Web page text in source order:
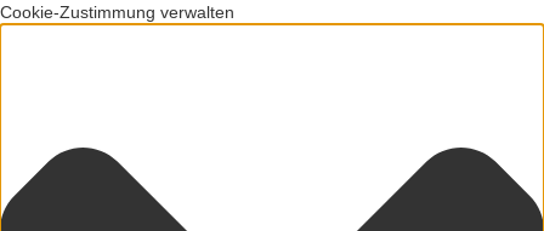
Cookie-Zustimmung verwalten